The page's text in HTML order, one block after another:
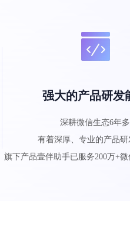
强大的产品研发
深耕微信生态6年多
有着深厚、专业的产品研
旗下产品壹伴助手已服务200万+